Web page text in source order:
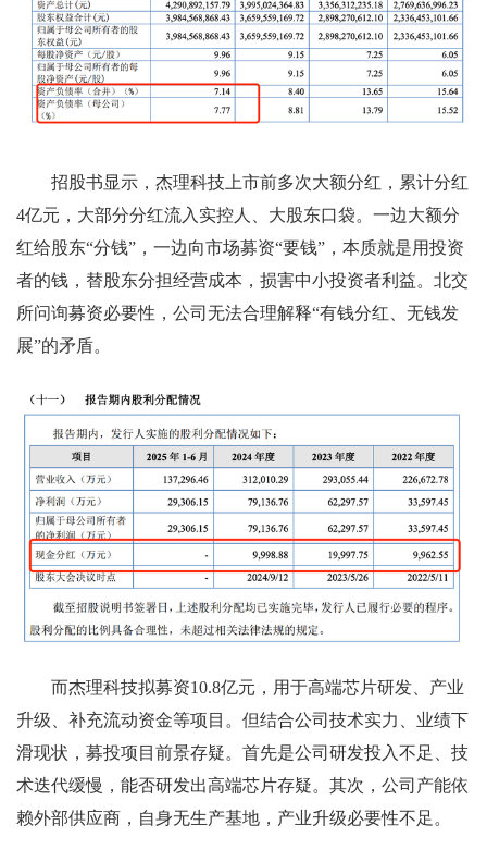
招股书显示，杰理科技上市前多次大额分红，累计分红
4亿元，大部分分红流入实控人、大股东口袋。一边大额分
红给股东“分钱”，一边向市场募资“要钱”，本质就是用投资
者的钱，替股东分担经营成本，损害中小投资者利益。北交
所问询募资必要性，公司无法合理解释“有钱分红、无钱发
展”的矛盾。
而杰理科技拟募资10.8亿元，用于高端芯片研发、产业
升级、补充流动资金等项目。但结合公司技术实力、业绩下
滑现状，募投项目前景存疑。首先是公司研发投入不足、技
术迭代缓慢，能否研发出高端芯片存疑。其次，公司产能依
赖外部供应商，自身无生产基地，产业升级必要性不足。